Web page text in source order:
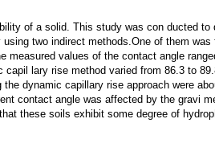
of a solid. This study was con ducted
two indirect methods.One of them
measured values of the contact angle
lary rise method varied from 86.3 to
dynamic capillary rise approach were
contact angle was affected by the gravi
these soils exhibit some degree of